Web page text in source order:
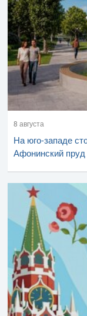
8 августа
На юго-западе
Афонинский пруд